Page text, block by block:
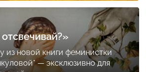
из новой книги феминистки
— эксклюзивно для